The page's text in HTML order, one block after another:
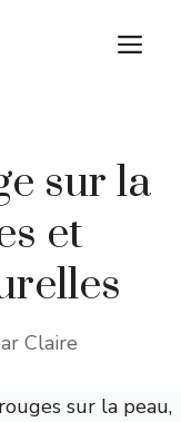
sur la
et
Claire
sur la peau,